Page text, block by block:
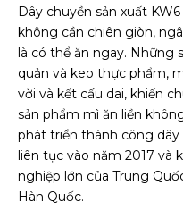
Dây chuyền sản xuất
không cần chiên giòn,
là có thể ăn ngay. Những
quản và keo thực phẩm,
vời và kết cấu dai, khiến
sản phẩm mì ăn liền
phát triển thành công
liên tục vào năm 2017 và
nghiệp lớn của Trung
Hàn Quốc.